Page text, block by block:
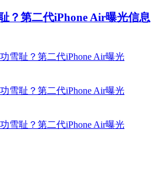
？第二代iPhone Air曝光信息